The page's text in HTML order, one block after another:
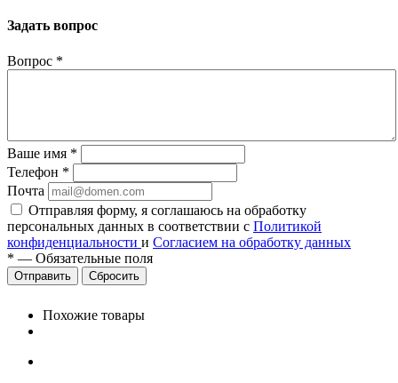
Задать вопрос
Вопрос *
Ваше имя *
Телефон *
Почта
Отправляя форму, я соглашаюсь на обработку
персональных данных в соответствии с Политикой
конфиденциальности и Согласием на обработку данных
* — Обязательные поля
Сбросить
Похожие товары